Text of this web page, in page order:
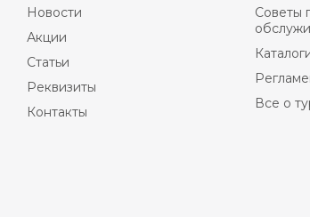
Новости
Акции
Статьи
Реквизиты
Контакты
Советы
Все о